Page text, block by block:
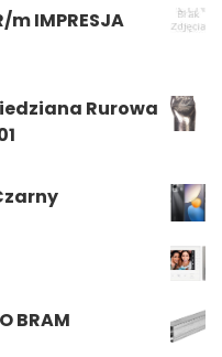
IMPRESJA
Rurowa
BRAM